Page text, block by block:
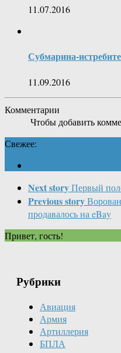
11.07.2016
Субмарина-
11.09.2016
Комментарии
Чтобы добавить
Свежее:
Next storyПервый
Previous story
продавалось на eBay
Привет, гость!
Рубрики
Авиация
Армия
Артиллерия
БПЛА